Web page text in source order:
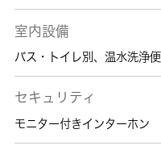
室内設備
バス・トイレ別 、 温水洗浄
セキュリティ
モニター付きインターホン